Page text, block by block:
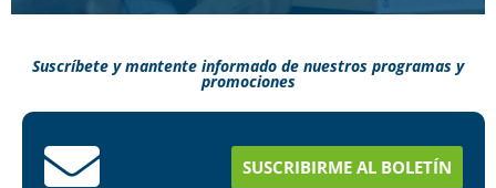
estudios en menos tiempo
Suscríbete y mantente informado de nuestros programas y
promociones
SUSCRIBIRME AL BOLETÍN